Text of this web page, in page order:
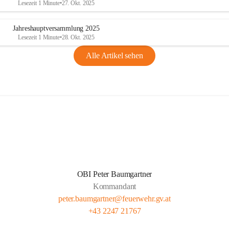
Lesezeit 1 Minute•27. Okt. 2025
Jahreshauptversammlung 2025
Lesezeit 1 Minute•28. Okt. 2025
Alle Artikel sehen
OBI Peter Baumgartner
Kommandant
peter.baumgartner@feuerwehr.gv.at
+43 2247 21767